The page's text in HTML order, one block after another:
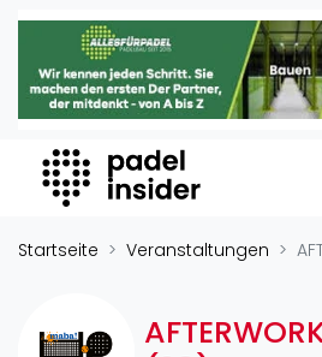
Padel Insider
Home
Organisationen
Buchungssysteme
Padel-Shops
Verschiedenes
Startseite Veranstaltungen